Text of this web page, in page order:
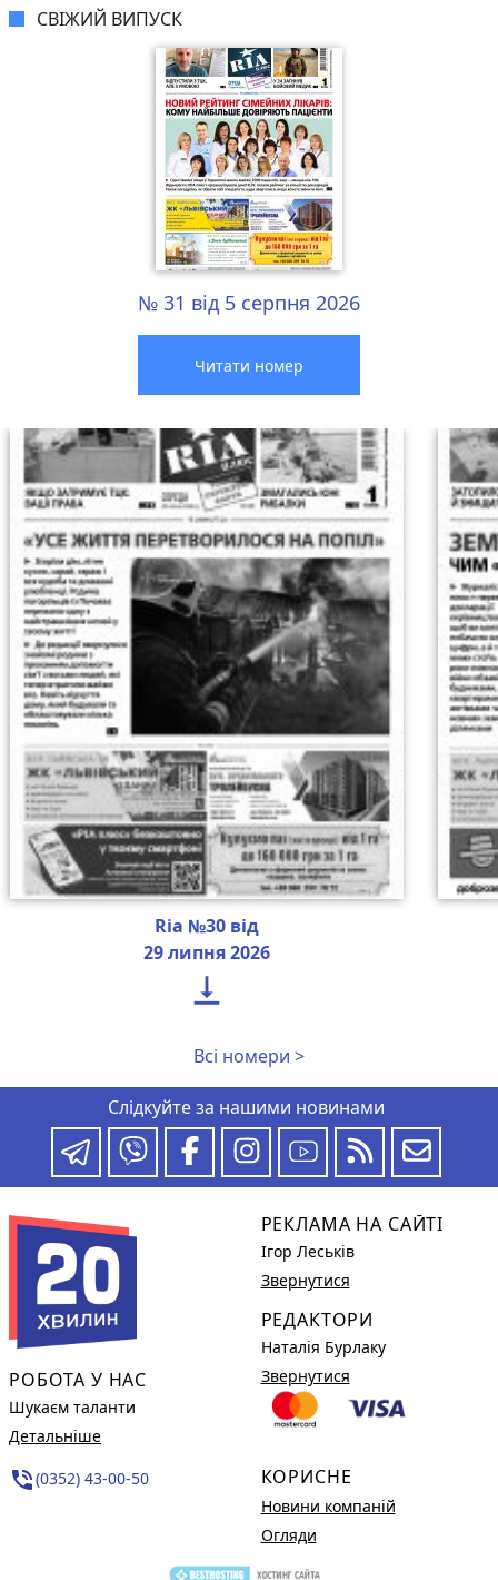
СВІЖИЙ ВИПУСК
№ 31 від 5 серпня 2026
Читати номер
Ria №30 від
29 липня 2026

Всі номери >
Слідкуйте за нашими новинами
РОБОТА У НАС
Шукаєм таланти
Детальніше
phone_in_talk(0352) 43-00-50
РЕКЛАМА НА САЙТІ
Ігор Леськів
Звернутися
РЕДАКТОРИ
Наталія Бурлаку
Звернутися
КОРИСНЕ
Новини компаній
Огляди